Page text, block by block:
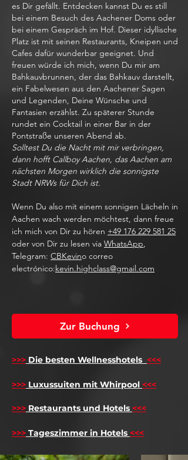
es Dir gefällt. Entdecken kannst Du es still
bei einem Besuch des Aachener Doms oder
bei einem Gespräch im Hof. Dieser idyllische
Platz ist mit seinen Restaurants, Kneipen und
Cafes dafür wunderbar geeignet. Und
freuen würde ich mich, wenn Du mir am
Bahkauvbrunnen, der das Bahkauv darstellt,
ein Fabelwesen aus den Aachener Sagen
und Legenden, Deine Wünsche und
Fantasien erzählst. Zu späterer Stunde
rundet ein Cocktail in einer Bar in der
Pontstraße unseren Abend ab.
Solltest Du die Nacht mit mir verbringen,
dann hofft Callboy Aachen, das Aachen am
nächsten Morgen wirklich die sonnigste
Stadt NRWs für Dich ist.
Wenn Du also mit einem sonnigen Lächeln in
Aachen wach werden möchtest, dann freue
ich mich von Dir zu hören +49 176 229 581 25
oder von Dir zu lesen via WhatsApp,
Telegram: CBKevino correo
electrónico:kevin.highclass@gmail.com
Zur Buchung
>>> Die besten Wellnesshotels <<<
>>> Luxussuiten mit Whirpool <<<
>>> Restaurants und Hotels <<<
>>> Tageszimmer in Hotels <<<